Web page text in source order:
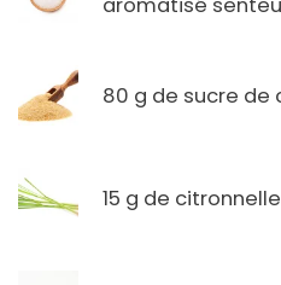
80 g de sucre de
15 g de citronnelle